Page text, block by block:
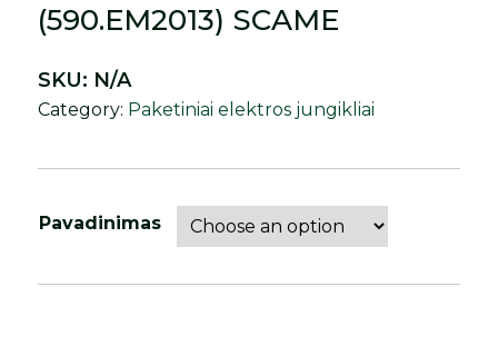
(590.EM2013) SCAME
Pavadinimas
SKU: N/A
Category: Paketiniai elektros jungikliai